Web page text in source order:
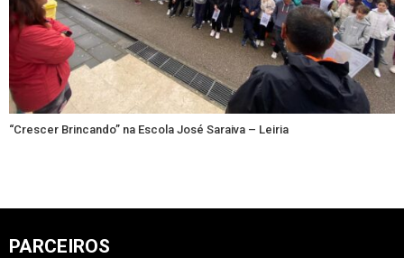
“Crescer Brincando” na Escola José Saraiva – Leiria
PARCEIROS